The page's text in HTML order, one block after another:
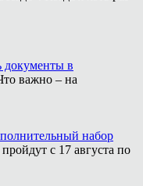
в
важно – на
набор
с 17 августа по